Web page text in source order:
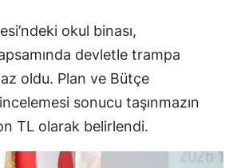
okul binası,
devletle trampa
oldu. Plan ve Bütçe
sonucu taşınmazın
TL olarak belirlendi.